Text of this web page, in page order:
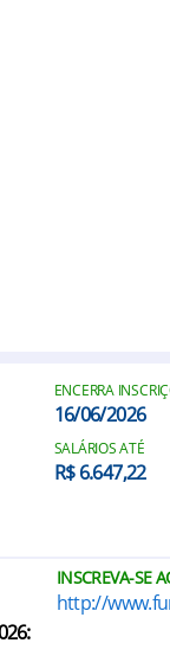
ENCERRA
16/06/2026
SALÁRIOS ATÉ
R$ 6.647,22
INSCREVA-SE
http://